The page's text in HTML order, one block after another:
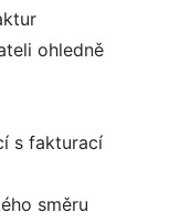
ohledně
s fakturací
směru